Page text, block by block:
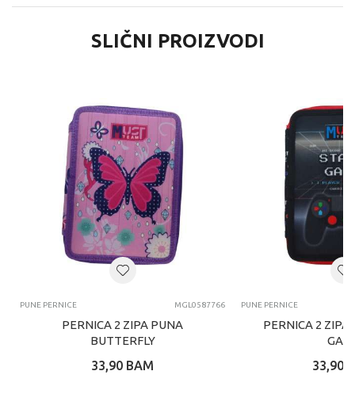
SLIČNI PROIZVODI
PUNE PERNICE MGL0587766
PERNICA 2 ZIPA PUNA
BUTTERFLY
33,90 BAM
PUNE PERNICE
PERNICA 2 ZIPA
33,90